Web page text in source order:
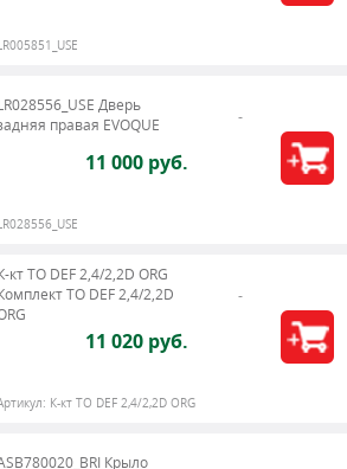
Дверь
правая EVOQUE
11 000 руб.
кт ТО DEF 2,4/2,2D ORG
ТО DEF 2,4/2,2D
11 020 руб.
К-кт ТО DEF 2,4/2,2D ORG
Крыло